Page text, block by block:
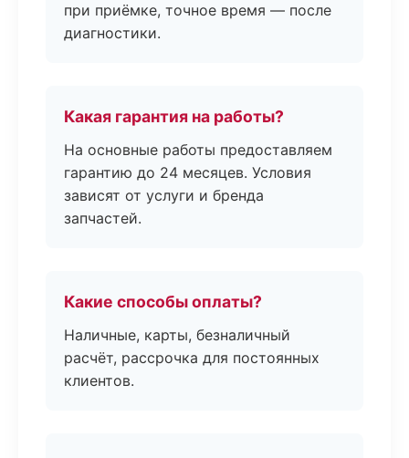
при приёмке, точное время — после
диагностики.
Какая гарантия на работы?
На основные работы предоставляем
гарантию до 24 месяцев. Условия
зависят от услуги и бренда
запчастей.
Какие способы оплаты?
Наличные, карты, безналичный
расчёт, рассрочка для постоянных
клиентов.